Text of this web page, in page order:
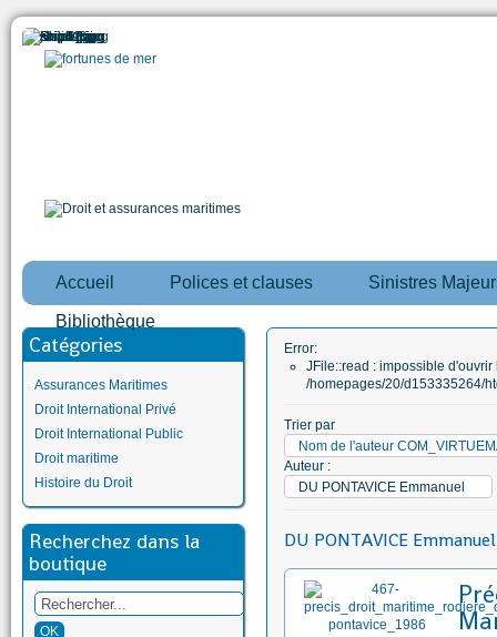
Accueil Polices et clauses Sinistres
Bibliothèque
Catégories
Assurances Maritimes
Droit International Privé
Droit International Public
Droit maritime
Histoire du Droit
Recherchez dans la
boutique
Error:
JFile::read : impossible d'ouvrir
/homepages/20/d153335264/
Trier par
Nom de l'auteur
Auteur :
DU PONTAVICE Emmanuel
DU PONTAVICE Emmanuel